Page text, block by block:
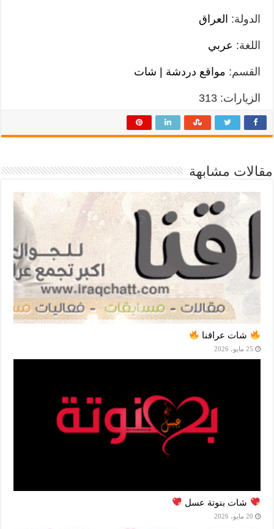
الدولة: العراق
اللغة: عربي
القسم: مواقع دردشة | شات
الزيارات: 313
مقالات مشابهة
شات عراقنا
25 مايو، 2026
شات بنوتة عسل
20 مايو، 2026